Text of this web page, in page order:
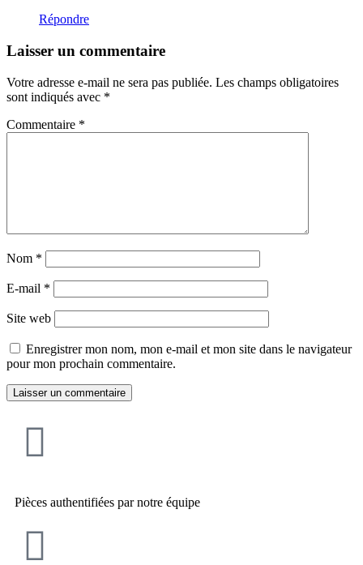
Répondre
Laisser un commentaire
Votre adresse e-mail ne sera pas publiée. Les champs obligatoires
sont indiqués avec *
Commentaire *
Nom *
E-mail *
Site web
Enregistrer mon nom, mon e-mail et mon site dans le navigateur
pour mon prochain commentaire.
Pièces authentifiées par notre équipe